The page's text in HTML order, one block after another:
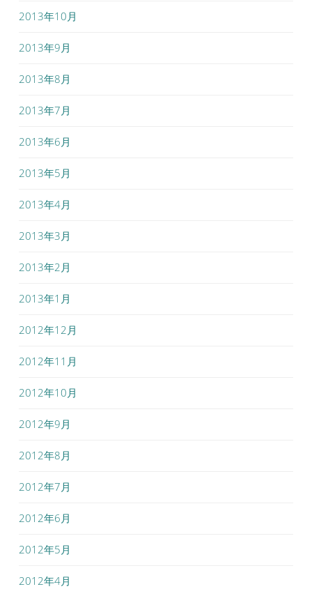
2013年10月
2013年9月
2013年8月
2013年7月
2013年6月
2013年5月
2013年4月
2013年3月
2013年2月
2013年1月
2012年12月
2012年11月
2012年10月
2012年9月
2012年8月
2012年7月
2012年6月
2012年5月
2012年4月